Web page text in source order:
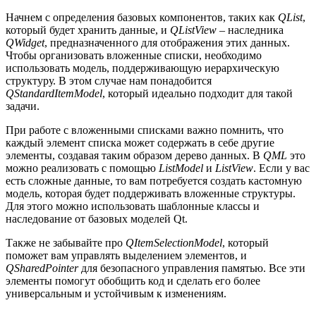
Начнем с определения базовых компонентов, таких как QList,
который будет хранить данные, и QListView – наследника
QWidget, предназначенного для отображения этих данных.
Чтобы организовать вложенные списки, необходимо
использовать модель, поддерживающую иерархическую
структуру. В этом случае нам понадобится
QStandardItemModel, который идеально подходит для такой
задачи.
При работе с вложенными списками важно помнить, что
каждый элемент списка может содержать в себе другие
элементы, создавая таким образом дерево данных. В QML это
можно реализовать с помощью ListModel и ListView. Если у вас
есть сложные данные, то вам потребуется создать кастомную
модель, которая будет поддерживать вложенные структуры.
Для этого можно использовать шаблонные классы и
наследование от базовых моделей Qt.
Также не забывайте про QItemSelectionModel, который
поможет вам управлять выделением элементов, и
QSharedPointerдля безопасного управления памятью. Все эти
элементы помогут обобщить код и сделать его более
универсальным и устойчивым к изменениям.